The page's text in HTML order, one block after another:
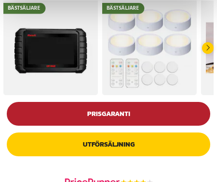
BÄSTSÄLJARE BÄSTSÄLJARE
PRISGARANTI
UTFÖRSÄLJNING